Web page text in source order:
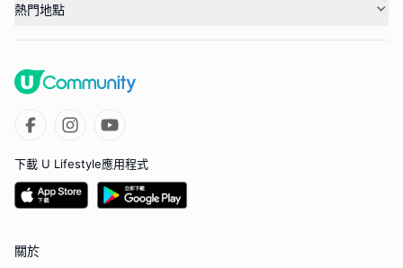
熱門地點
下載 U Lifestyle應用程式
關於